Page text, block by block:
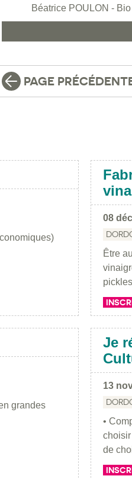
Béatrice POULON -
PAGE
08
Être
grandes
Je
13
•
de